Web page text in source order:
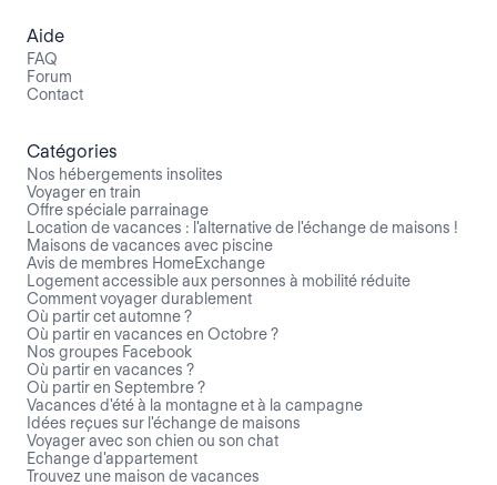
Aide
FAQ
Forum
Contact
Catégories
Nos hébergements insolites
Voyager en train
Offre spéciale parrainage
Location de vacances : l'alternative de l'échange de maisons !
Maisons de vacances avec piscine
Avis de membres HomeExchange
Logement accessible aux personnes à mobilité réduite
Comment voyager durablement
Où partir cet automne ?
Où partir en vacances en Octobre ?
Nos groupes Facebook
Où partir en vacances ?
Où partir en Septembre ?
Vacances d'été à la montagne et à la campagne
Idées reçues sur l'échange de maisons
Voyager avec son chien ou son chat
Echange d'appartement
Trouvez une maison de vacances